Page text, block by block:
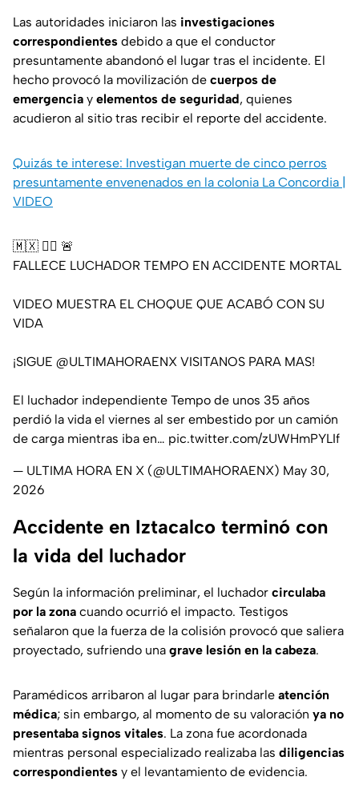
Las autoridades iniciaron las investigaciones
correspondientes debido a que el conductor
presuntamente abandonó el lugar tras el incidente. El
hecho provocó la movilización de cuerpos de
emergencia y elementos de seguridad, quienes
acudieron al sitio tras recibir el reporte del accidente.
Quizás te interese: Investigan muerte de cinco perros
presuntamente envenenados en la colonia La Concordia |
VIDEO
🇲🇽 🤼‍♂️ 🚨
FALLECE LUCHADOR TEMPO EN ACCIDENTE MORTAL
VIDEO MUESTRA EL CHOQUE QUE ACABÓ CON SU
VIDA
¡SIGUE @ULTIMAHORAENX VISITANOS PARA MAS!
El luchador independiente Tempo de unos 35 años
perdió la vida el viernes al ser embestido por un camión
de carga mientras iba en… pic.twitter.com/zUWHmPYLIf
— ULTIMA HORA EN X (@ULTIMAHORAENX) May 30,
2026
Accidente en Iztacalco terminó con
la vida del luchador
Según la información preliminar, el luchador circulaba
por la zona cuando ocurrió el impacto. Testigos
señalaron que la fuerza de la colisión provocó que saliera
proyectado, sufriendo una grave lesión en la cabeza.
Paramédicos arribaron al lugar para brindarle atención
médica; sin embargo, al momento de su valoración ya no
presentaba signos vitales. La zona fue acordonada
mientras personal especializado realizaba las diligencias
correspondientes y el levantamiento de evidencia.